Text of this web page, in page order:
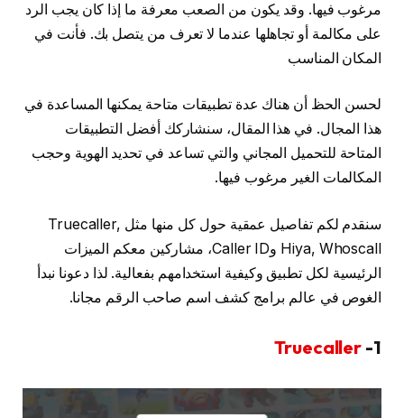
مرغوب فيها. وقد يكون من الصعب معرفة ما إذا كان يجب الرد
على مكالمة أو تجاهلها عندما لا تعرف من يتصل بك. فأنت في
المكان المناسب
لحسن الحظ أن هناك عدة تطبيقات متاحة يمكنها المساعدة في
هذا المجال. في هذا المقال، سنشاركك أفضل التطبيقات
المتاحة للتحميل المجاني والتي تساعد في تحديد الهوية وحجب
المكالمات الغير مرغوب فيها.
سنقدم لكم تفاصيل عمقية حول كل منها مثل Truecaller,
Hiya, Whoscall وCaller ID، مشاركين معكم الميزات
الرئيسية لكل تطبيق وكيفية استخدامهم بفعالية. لذا دعونا نبدأ
الغوص في عالم برامج كشف اسم صاحب الرقم مجانا.
1-
Truecaller